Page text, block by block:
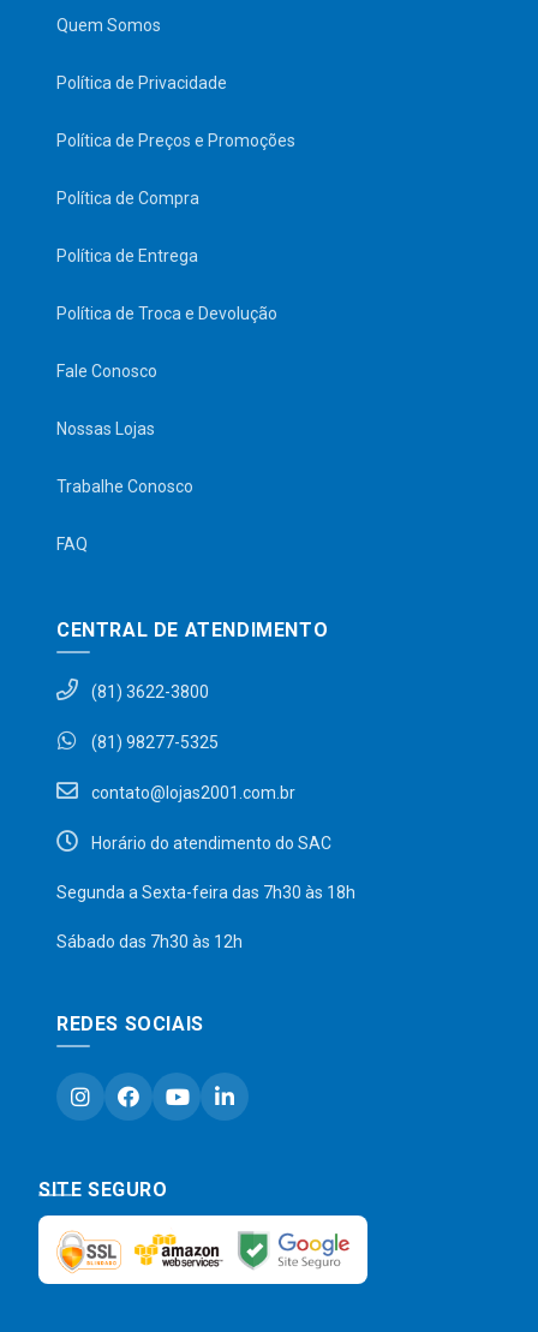
Quem Somos
Política de Privacidade
Política de Preços e Promoções
Política de Compra
Política de Entrega
Política de Troca e Devolução
Fale Conosco
Nossas Lojas
Trabalhe Conosco
FAQ
CENTRAL DE ATENDIMENTO
(81) 3622-3800
(81) 98277-5325
contato@lojas2001.com.br
Horário do atendimento do SAC
Segunda a Sexta-feira das 7h30 às 18h
Sábado das 7h30 às 12h
REDES SOCIAIS
SITE SEGURO